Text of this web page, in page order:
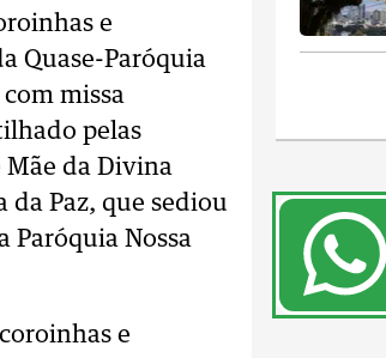
e
Quase-Paróquia
missa
pelas
Mãe da Divina
da Paz, que sediou
Paróquia Nossa
e